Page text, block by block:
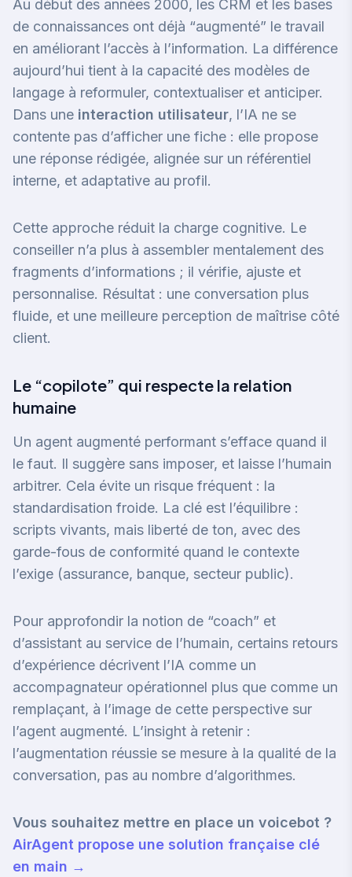
Au début des années 2000, les CRM et les bases
de connaissances ont déjà “augmenté” le travail
en améliorant l’accès à l’information. La différence
aujourd’hui tient à la capacité des modèles de
langage à reformuler, contextualiser et anticiper.
Dans une interaction utilisateur, l’IA ne se
contente pas d’afficher une fiche : elle propose
une réponse rédigée, alignée sur un référentiel
interne, et adaptative au profil.
Cette approche réduit la charge cognitive. Le
conseiller n’a plus à assembler mentalement des
fragments d’informations ; il vérifie, ajuste et
personnalise. Résultat : une conversation plus
fluide, et une meilleure perception de maîtrise côté
client.
Le “copilote” qui respecte la relation
humaine
Un agent augmenté performant s’efface quand il
le faut. Il suggère sans imposer, et laisse l’humain
arbitrer. Cela évite un risque fréquent : la
standardisation froide. La clé est l’équilibre :
scripts vivants, mais liberté de ton, avec des
garde-fous de conformité quand le contexte
l’exige (assurance, banque, secteur public).
Pour approfondir la notion de “coach” et
d’assistant au service de l’humain, certains retours
d’expérience décrivent l’IA comme un
accompagnateur opérationnel plus que comme un
remplaçant, à l’image de cette perspective sur
l’agent augmenté. L’insight à retenir :
l’augmentation réussie se mesure à la qualité de la
conversation, pas au nombre d’algorithmes.
Vous souhaitez mettre en place un voicebot ?
AirAgent propose une solution française clé
en main →